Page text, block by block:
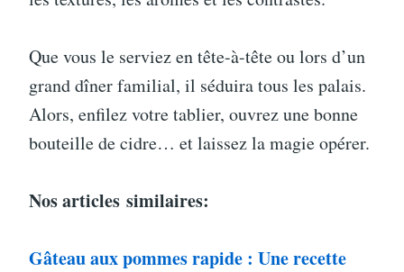
Que vous le serviez en tête-à-tête ou lors d’un
grand dîner familial, il séduira tous les palais.
Alors, enfilez votre tablier, ouvrez une bonne
bouteille de cidre… et laissez la magie opérer.
Nos articles similaires:
Gâteau aux pommes rapide : Une recette